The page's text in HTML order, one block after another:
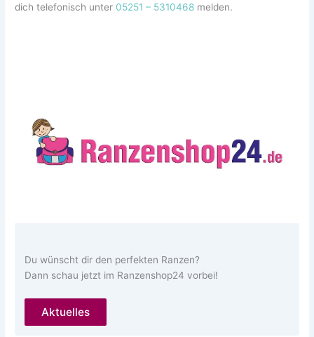
dich telefonisch unter 05251 – 5310468 melden.
Du wünscht dir den perfekten Ranzen?
Dann schau jetzt im Ranzenshop24 vorbei!
Aktuelles